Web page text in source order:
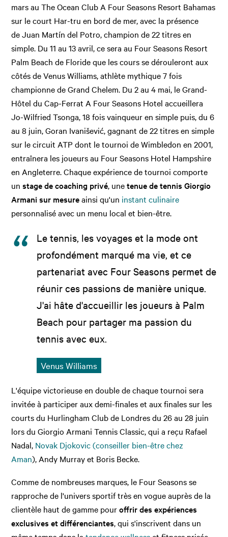
mars au The Ocean Club A Four Seasons Resort Bahamas
sur le court Har-tru en bord de mer, avec la présence
de Juan Martín del Potro, champion de 22 titres en
simple. Du 11 au 13 avril, ce sera au Four Seasons Resort
Palm Beach de Floride que les cours se dérouleront aux
côtés de Venus Williams, athlète mythique 7 fois
championne de Grand Chelem. Du 2 au 4 mai, le Grand-
Hôtel du Cap-Ferrat A Four Seasons Hotel accueillera
Jo-Wilfried Tsonga, 18 fois vainqueur en simple puis, du 6
au 8 juin, Goran Ivanišević, gagnant de 22 titres en simple
sur le circuit ATP dont le tournoi de Wimbledon en 2001,
entraînera les joueurs au Four Seasons Hotel Hampshire
en Angleterre. Chaque expérience de tournoi comporte
unstage de coaching privé, unetenue de tennis Giorgio
Armani sur mesureainsi qu'un instant culinaire
personnalisé avec un menu local et bien-être.
Le tennis, les voyages et la mode ont
profondément marqué ma vie, et ce
partenariat avec Four Seasons permet de
réunir ces passions de manière unique.
J'ai hâte d'accueillir les joueurs à Palm
Beach pour partager ma passion du
tennis avec eux.
Venus Williams
L'équipe victorieuse en double de chaque tournoi sera
invitée à participer aux demi-finales et aux finales sur les
courts du Hurlingham Club de Londres du 26 au 28 juin
lors du Giorgio Armani Tennis Classic, qui a reçu Rafael
Nadal, Novak Djokovic (conseiller bien-être chez
Aman), Andy Murray et Boris Becke.
Comme de nombreuses marques, le Four Seasons se
rapproche de l'univers sportif très en vogue auprès de la
clientèle haut de gamme pouroffrir des expériences
exclusives et différenciantes, qui s'inscrivent dans un